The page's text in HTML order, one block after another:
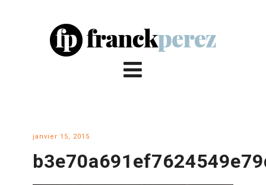
janvier 15, 2015